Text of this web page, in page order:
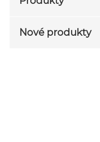
Nové produkty